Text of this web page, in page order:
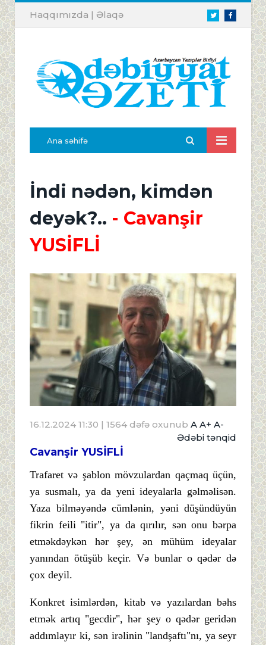
TwitterFacebook
Haqqımızda | Əlaqə
Ana səhifə
İndi nədən, kimdən
deyək?.. - Cavanşir
YUSİFLİ
16.12.2024 11:30 | 1564 dəfə oxunub A A+ A-
Ədəbi tənqid
Cavanşir YUSİFLİ
Trafaret və şablon mövzulardan qaçmaq üçün,
ya susmalı, ya da yeni ideyalarla gəlməlisən.
Yaza bilməyəndə cümlənin, yəni düşündüyün
fikrin feili "itir", ya da qırılır, sən onu bərpa
etməkdəykən hər şey, ən mühüm ideyalar
yanından ötüşüb keçir. Və bunlar o qədər də
çox deyil.
Konkret isimlərdən, kitab və yazılardan bəhs
etmək artıq "gecdir", hər şey o qədər geridən
addımlayır ki, sən irəlinin "landşaftı"nı, ya seyr